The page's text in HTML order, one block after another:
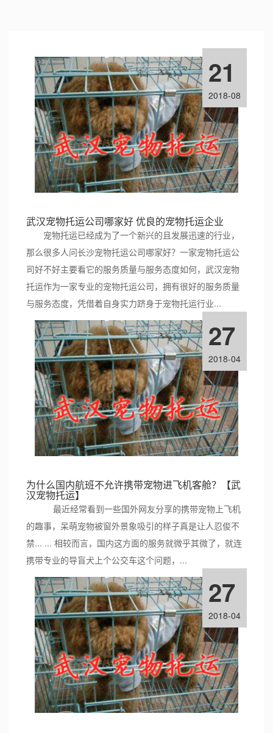
武汉宠物托运公司哪家好 优良的宠物托运企业
宠物托运已经成为了一个新兴的且发展迅速的行业，
那么很多人问长沙宠物托运公司哪家好？一家宠物托运公
司好不好主要看它的服务质量与服务态度如何，武汉宠物
托运作为一家专业的宠物托运公司，拥有很好的服务质量
与服务态度，凭借着自身实力跻身于宠物托运行业...
21
2018-08
为什么国内航班不允许携带宠物进飞机客舱？【武
汉宠物托运】
最近经常看到一些国外网友分享的携带宠物上飞机
的趣事，呆萌宠物被窗外景象吸引的样子真是让人忍俊不
禁... ... 相较而言，国内这方面的服务就微乎其微了，就连
携带专业的导盲犬上个公交车这个问题，...
27
2018-04
27
2018-04